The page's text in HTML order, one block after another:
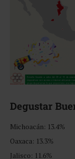
Degustar
Michoacán: 13.4%
Oaxaca: 13.3%
Jalisco: 11.6%